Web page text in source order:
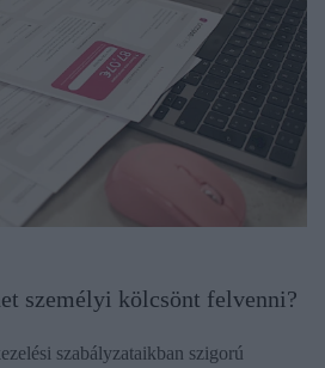
személyi kölcsönt felvenni?
szabályzataikban szigorú